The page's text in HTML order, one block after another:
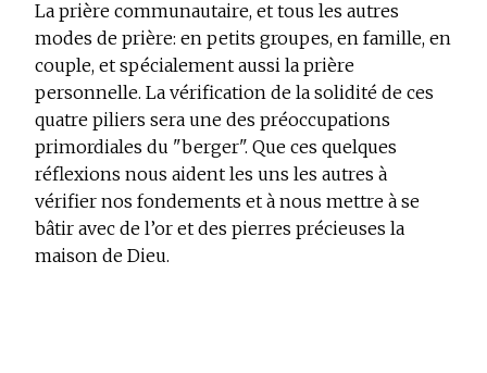
La prière communautaire, et tous les autres
modes de prière: en petits groupes, en famille, en
couple, et spécialement aussi la prière
personnelle. La vérification de la solidité de ces
quatre piliers sera une des préoccupations
primordiales du "berger". Que ces quelques
réflexions nous aident les uns les autres à
vérifier nos fondements et à nous mettre à se
bâtir avec de l’or et des pierres précieuses la
maison de Dieu.